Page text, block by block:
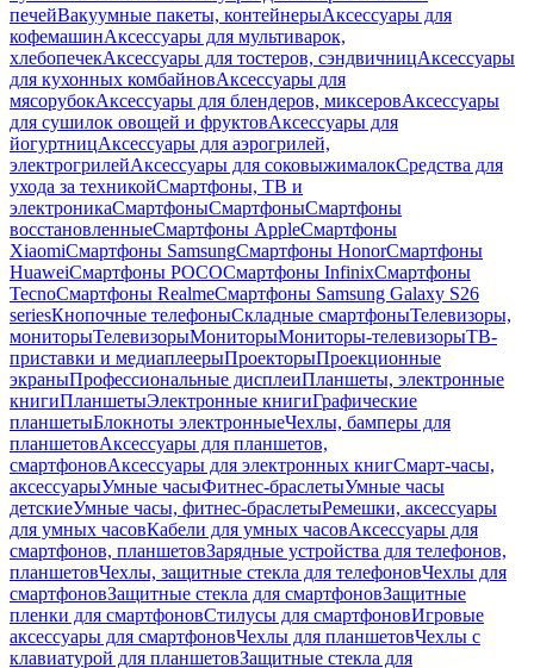
печейВакуумные пакеты, контейнерыАксессуары для
кофемашинАксессуары для мультиварок,
хлебопечекАксессуары для тостеров, сэндвичницАксессуары
для кухонных комбайновАксессуары для
мясорубокАксессуары для блендеров, миксеровАксессуары
для сушилок овощей и фруктовАксессуары для
йогуртницАксессуары для аэрогрилей,
электрогрилейАксессуары для соковыжималокСредства для
ухода за техникойСмартфоны, ТВ и
электроникаСмартфоныСмартфоныСмартфоны
восстановленныеСмартфоны AppleСмартфоны
XiaomiСмартфоны SamsungСмартфоны HonorСмартфоны
HuaweiСмартфоны POCOСмартфоны InfinixСмартфоны
TecnoСмартфоны RealmeСмартфоны Samsung Galaxy S26
seriesКнопочные телефоныСкладные смартфоныТелевизоры,
мониторыТелевизорыМониторыМониторы-телевизорыТВ-
приставки и медиаплеерыПроекторыПроекционные
экраныПрофессиональные дисплеиПланшеты, электронные
книгиПланшетыЭлектронные книгиГрафические
планшетыБлокноты электронныеЧехлы, бамперы для
планшетовАксессуары для планшетов,
смартфоновАксессуары для электронных книгСмарт-часы,
аксессуарыУмные часыФитнес-браслетыУмные часы
детскиеУмные часы, фитнес-браслетыРемешки, аксессуары
для умных часовКабели для умных часовАксессуары для
смартфонов, планшетовЗарядные устройства для телефонов,
планшетовЧехлы, защитные стекла для телефоновЧехлы для
смартфоновЗащитные стекла для смартфоновЗащитные
пленки для смартфоновСтилусы для смартфоновИгровые
аксессуары для смартфоновЧехлы для планшетовЧехлы с
клавиатурой для планшетовЗащитные стекла для